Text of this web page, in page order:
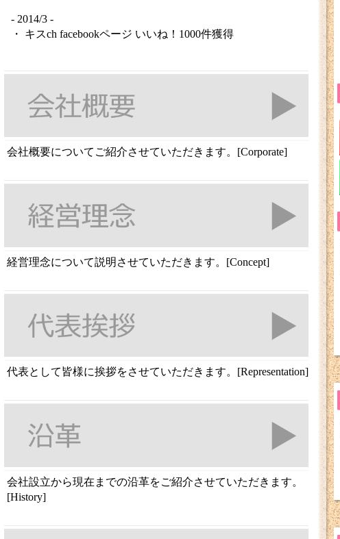
- 2014/3 -
・ キスch facebookページ いいね！1000件獲得
会社概要についてご紹介させていただきます。[Corporate]
経営理念について説明させていただきます。[Concept]
代表として皆様に挨拶をさせていただきます。[Representation]
会社設立から現在までの沿革をご紹介させていただきます。
[History]